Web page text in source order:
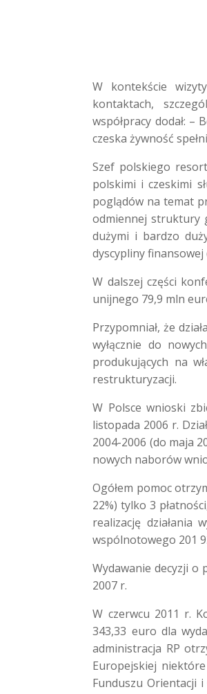
W kontekście
kontaktach,
współpracy dodał:
czeska żywność
Szef polskiego
polskimi i czeskimi
poglądów na temat
odmiennej struktury
dużymi i bardzo
dyscypliny finansowej
W dalszej części
unijnego 79,9 mln
Przypomniał, że
wyłącznie do
produkujących na
restrukturyzacji.
W Polsce wnioski
listopada 2006 r.
2004-2006 (do maja
nowych naborów
Ogółem pomoc
22%) tylko 3
realizację działania
wspólnotowego 201
Wydawanie decyzji o
2007 r.
W czerwcu 2011 r.
343,33 euro dla
administracja RP
Europejskiej
Funduszu Orientacji i